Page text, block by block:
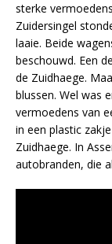
sterke
Zuidersingel
laaie. Beide
beschouwd. Een
de Zuidhaege.
blussen. Wel was
vermoedens van
in een plastic
Zuidhaege. In
autobranden, die